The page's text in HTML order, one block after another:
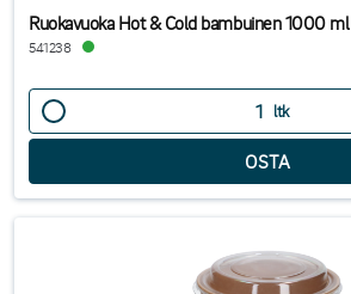
Ruokavuoka Hot & Cold bambuinen 1000 ml
541238
ltk